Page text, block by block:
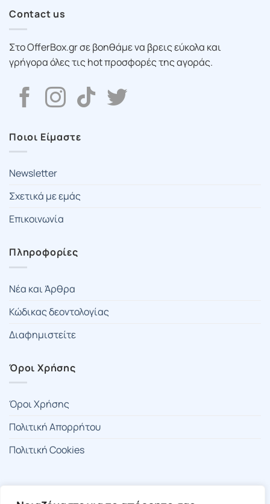
Contact us
Στο OfferBox.gr σε βοηθάμε να βρεις εύκολα και
γρήγορα όλες τις hot προσφορές της αγοράς.
Ποιοι Είμαστε
Newsletter
Σχετικά με εμάς
Επικοινωνία
Πληροφορίες
Νέα και Άρθρα
Κώδικας δεοντολογίας
Διαφημιστείτε
Όροι Χρήσης
Όροι Χρήσης
Πολιτική Απορρήτου
Πολιτική Cookies
🍪 Ρυθμίσεις Cookies